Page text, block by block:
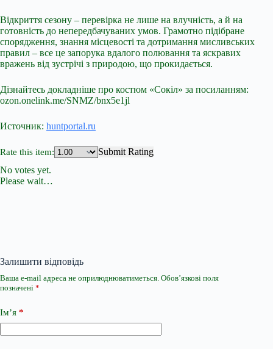
Відкриття сезону – перевірка не лише на влучність, а й на
готовність до непередбачуваних умов. Грамотно підібране
спорядження, знання місцевості та дотримання мисливських
правил – все це запорука вдалого полювання та яскравих
вражень від зустрічі з природою, що прокидається.
Дізнайтесь докладніше про костюм «Сокіл» за посиланням:
ozon.onelink.me/SNMZ/bnx5e1jl
Источник: huntportal.ru
Rate this item:
Submit Rating
No votes yet.
Please wait…
Залишити відповідь
Ваша e-mail адреса не оприлюднюватиметься. Обов’язкові поля
позначені *
Ім’я *